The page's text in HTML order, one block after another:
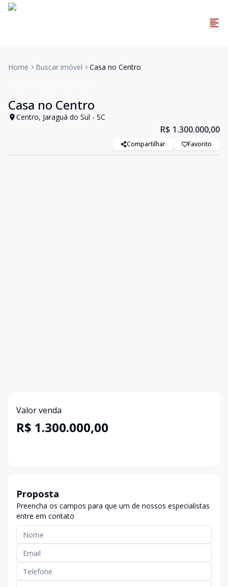
Home Buscar imóvel Casa no Centro
Casa no Centro
Centro, Jaraguá do Sul - SC
R$ 1.300.000,00
Compartilhar Favorito
Valor venda
R$ 1.300.000,00
Proposta
Preencha os campos para que um de nossos especialistas
entre em contato